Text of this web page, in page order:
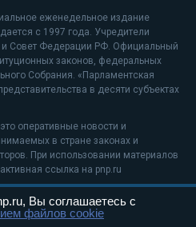
еженедельное издание
с 1997 года. Учредители
и Совет Федерации РФ. Официальный
законов, федеральных
Собрания. «Парламентская
в десяти субъектах
оперативные новости и
в стране законах и
При использовании материалов
ссылка на pnp.ru
рекомендательные
Вы соглашаетесь с
файлов cookie